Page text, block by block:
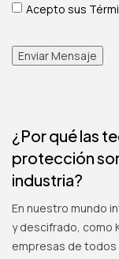
Términos de Uso y
Acepto sus
Enviar Mensaje
¿Por qué las
protección
industria?
En nuestro mundo
y descifrado, como
empresas de